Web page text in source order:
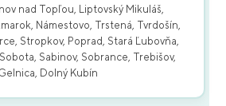
nad Topľou, Liptovský Mikuláš,
Námestovo, Trstená, Tvrdošín,
Stropkov, Poprad, Stará Ľubovňa,
Sabinov, Sobrance, Trebišov,
Dolný Kubín